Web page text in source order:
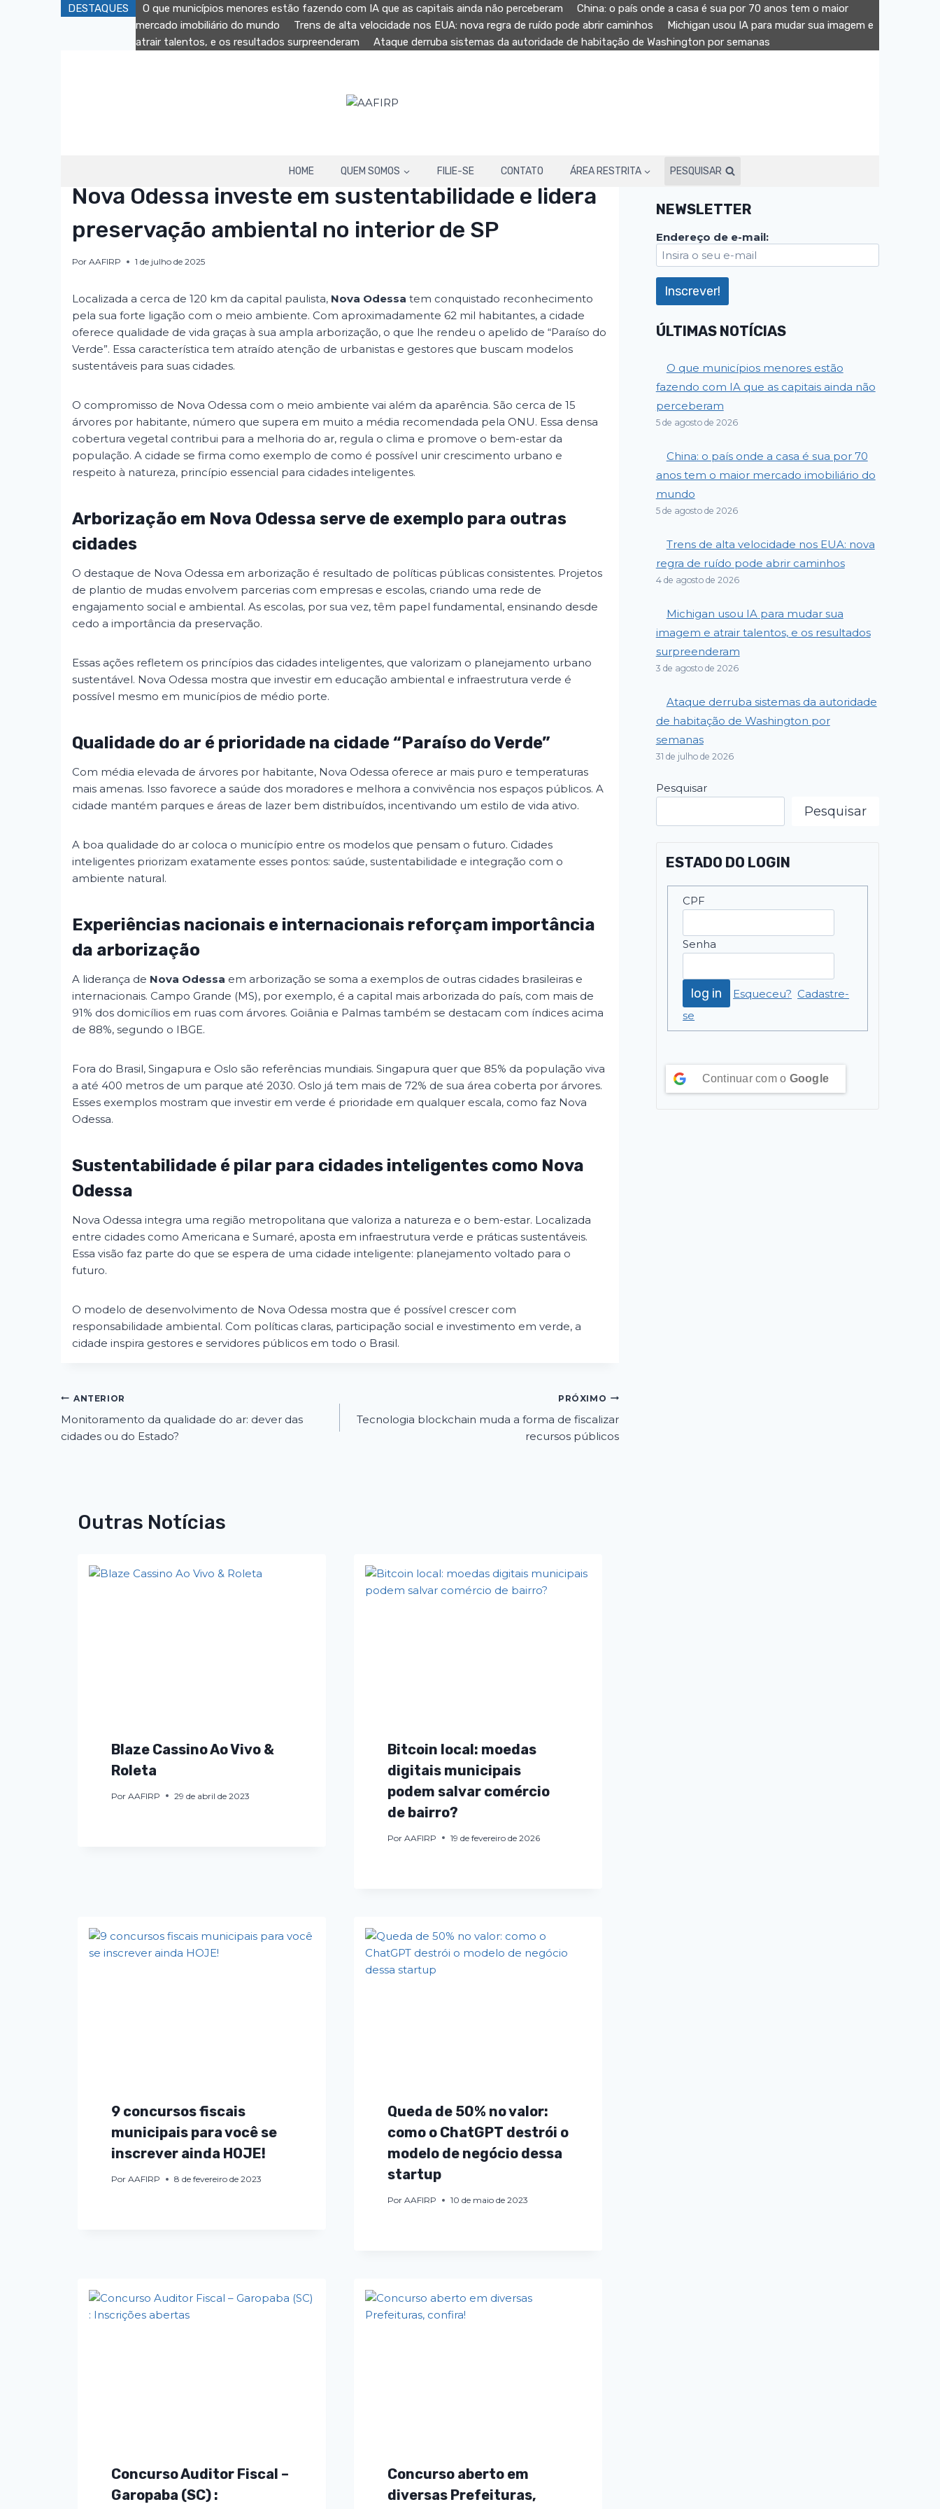
DESTAQUES O que municípios menores estão fazendo com IA que as capitais ainda não perceberam
China: o país onde a casa é sua por 70 anos tem o maior
mercado imobiliário do mundo
Trens de alta velocidade nos EUA: nova regra de ruído pode abrir caminhos
Michigan usou IA para mudar sua imagem e
atrair talentos, e os resultados surpreenderam
Ataque derruba sistemas da autoridade de habitação de Washington por semanas
HOME QUEM SOMOS FILIE-SE CONTATO ÁREA RESTRITA PESQUISAR
Nova Odessa investe em sustentabilidade e lidera
preservação ambiental no interior de SP
Por AAFIRP 1 de julho de 2025
Localizada a cerca de 120 km da capital paulista, Nova Odessa tem conquistado reconhecimento
pela sua forte ligação com o meio ambiente. Com aproximadamente 62 mil habitantes, a cidade
oferece qualidade de vida graças à sua ampla arborização, o que lhe rendeu o apelido de “Paraíso do
Verde”. Essa característica tem atraído atenção de urbanistas e gestores que buscam modelos
sustentáveis para suas cidades.
O compromisso de Nova Odessa com o meio ambiente vai além da aparência. São cerca de 15
árvores por habitante, número que supera em muito a média recomendada pela ONU. Essa densa
cobertura vegetal contribui para a melhoria do ar, regula o clima e promove o bem-estar da
população. A cidade se firma como exemplo de como é possível unir crescimento urbano e
respeito à natureza, princípio essencial para cidades inteligentes.
Arborização em Nova Odessa serve de exemplo para outras
cidades
O destaque de Nova Odessa em arborização é resultado de políticas públicas consistentes. Projetos
de plantio de mudas envolvem parcerias com empresas e escolas, criando uma rede de
engajamento social e ambiental. As escolas, por sua vez, têm papel fundamental, ensinando desde
cedo a importância da preservação.
Essas ações refletem os princípios das cidades inteligentes, que valorizam o planejamento urbano
sustentável. Nova Odessa mostra que investir em educação ambiental e infraestrutura verde é
possível mesmo em municípios de médio porte.
Qualidade do ar é prioridade na cidade “Paraíso do Verde”
Com média elevada de árvores por habitante, Nova Odessa oferece ar mais puro e temperaturas
mais amenas. Isso favorece a saúde dos moradores e melhora a convivência nos espaços públicos. A
cidade mantém parques e áreas de lazer bem distribuídos, incentivando um estilo de vida ativo.
A boa qualidade do ar coloca o município entre os modelos que pensam o futuro. Cidades
inteligentes priorizam exatamente esses pontos: saúde, sustentabilidade e integração com o
ambiente natural.
Experiências nacionais e internacionais reforçam importância
da arborização
A liderança de Nova Odessa em arborização se soma a exemplos de outras cidades brasileiras e
internacionais. Campo Grande (MS), por exemplo, é a capital mais arborizada do país, com mais de
91% dos domicílios em ruas com árvores. Goiânia e Palmas também se destacam com índices acima
de 88%, segundo o IBGE.
Fora do Brasil, Singapura e Oslo são referências mundiais. Singapura quer que 85% da população viva
a até 400 metros de um parque até 2030. Oslo já tem mais de 72% de sua área coberta por árvores.
Esses exemplos mostram que investir em verde é prioridade em qualquer escala, como faz Nova
Odessa.
Sustentabilidade é pilar para cidades inteligentes como Nova
Odessa
Nova Odessa integra uma região metropolitana que valoriza a natureza e o bem-estar. Localizada
entre cidades como Americana e Sumaré, aposta em infraestrutura verde e práticas sustentáveis.
Essa visão faz parte do que se espera de uma cidade inteligente: planejamento voltado para o
futuro.
O modelo de desenvolvimento de Nova Odessa mostra que é possível crescer com
responsabilidade ambiental. Com políticas claras, participação social e investimento em verde, a
cidade inspira gestores e servidores públicos em todo o Brasil.
Navegação
de
ANTERIOR
Monitoramento da qualidade do ar: dever das
cidades ou do Estado?
PRÓXIMO
Tecnologia blockchain muda a forma de fiscalizar
recursos públicos
Outras Notícias
Blaze Cassino Ao Vivo &
Roleta
Por AAFIRP 29 de abril de 2023
Bitcoin local: moedas
digitais municipais
podem salvar comércio
de bairro?
Por AAFIRP 19 de fevereiro de 2026
9 concursos fiscais
municipais para você se
inscrever ainda HOJE!
Por AAFIRP 8 de fevereiro de 2023
Queda de 50% no valor:
como o ChatGPT destrói o
modelo de negócio dessa
startup
Por AAFIRP 10 de maio de 2023
Concurso Auditor Fiscal –
Garopaba (SC) :
Concurso aberto em
diversas Prefeituras,
NEWSLETTER
Endereço de e-mail:
ÚLTIMAS NOTÍCIAS
O que municípios menores estão
fazendo com IA que as capitais ainda não
perceberam
5 de agosto de 2026
China: o país onde a casa é sua por 70
anos tem o maior mercado imobiliário do
mundo
5 de agosto de 2026
Trens de alta velocidade nos EUA: nova
regra de ruído pode abrir caminhos
4 de agosto de 2026
Michigan usou IA para mudar sua
imagem e atrair talentos, e os resultados
surpreenderam
3 de agosto de 2026
Ataque derruba sistemas da autoridade
de habitação de Washington por
semanas
31 de julho de 2026
Pesquisar
Pesquisar
ESTADO DO LOGIN
CPF
Senha
Esqueceu? Cadastre-
se
Continuar com o Google